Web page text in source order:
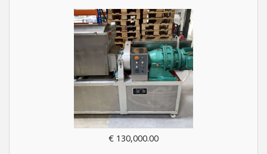
€ 130,000.00